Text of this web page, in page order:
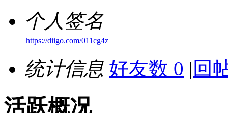
个人签名
https://diigo.com/011cg4z
统计信息 好友数 0 | 回
活跃概况